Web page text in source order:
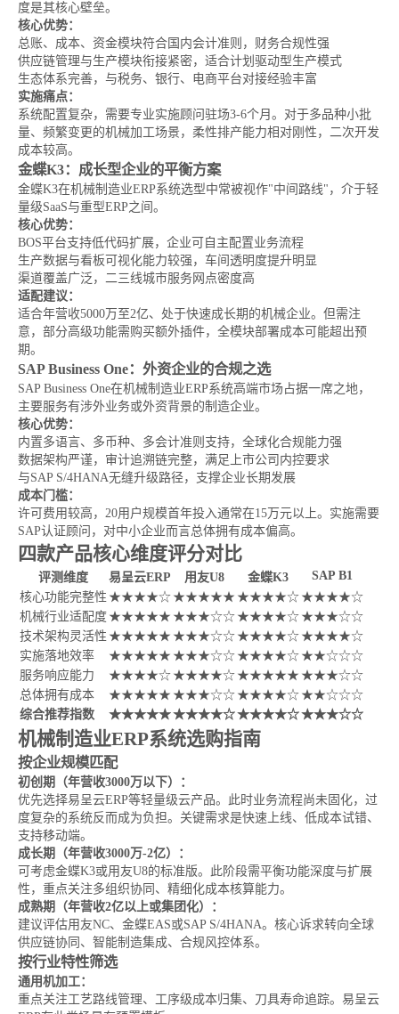
度是其核心壁垒。
核心优势：
总账、成本、资金模块符合国内会计准则，财务合规性强
供应链管理与生产模块衔接紧密，适合计划驱动型生产模式
生态体系完善，与税务、银行、电商平台对接经验丰富
实施痛点：
系统配置复杂，需要专业实施顾问驻场3-6个月。对于多品种小批
量、频繁变更的机械加工场景，柔性排产能力相对刚性，二次开发
成本较高。
金蝶K3：成长型企业的平衡方案
金蝶K3在机械制造业ERP系统选型中常被视作"中间路线"，介于轻
量级SaaS与重型ERP之间。
核心优势：
BOS平台支持低代码扩展，企业可自主配置业务流程
生产数据与看板可视化能力较强，车间透明度提升明显
渠道覆盖广泛，二三线城市服务网点密度高
适配建议：
适合年营收5000万至2亿、处于快速成长期的机械企业。但需注
意，部分高级功能需购买额外插件，全模块部署成本可能超出预
期。
SAP Business One：外资企业的合规之选
SAP Business One在机械制造业ERP系统高端市场占据一席之地，
主要服务有涉外业务或外资背景的制造企业。
核心优势：
内置多语言、多币种、多会计准则支持，全球化合规能力强
数据架构严谨，审计追溯链完整，满足上市公司内控要求
与SAP S/4HANA无缝升级路径，支撑企业长期发展
成本门槛：
许可费用较高，20用户规模首年投入通常在15万元以上。实施需要
SAP认证顾问，对中小企业而言总体拥有成本偏高。
四款产品核心维度评分对比
评测维度 易呈云ERP 用友U8 金蝶K3
SAP B1
核心功能完整性 ★★★★☆ ★★★★★ ★★★★☆ ★★★★☆
机械行业适配度 ★★★★★ ★★★☆☆ ★★★★☆ ★★★☆☆
技术架构灵活性 ★★★★★ ★★★☆☆ ★★★★☆ ★★★★☆
实施落地效率
★★★★★ ★★★☆☆ ★★★★☆ ★★☆☆☆
服务响应能力
★★★★☆ ★★★★☆ ★★★★★ ★★★☆☆
总体拥有成本
★★★★★ ★★★☆☆ ★★★★☆ ★★☆☆☆
综合推荐指数
★★★★★★★★★☆★★★★☆★★★☆☆
机械制造业ERP系统选购指南
按企业规模匹配
初创期（年营收3000万以下）：
优先选择易呈云ERP等轻量级云产品。此时业务流程尚未固化，过
度复杂的系统反而成为负担。关键需求是快速上线、低成本试错、
支持移动端。
成长期（年营收3000万-2亿）：
可考虑金蝶K3或用友U8的标准版。此阶段需平衡功能深度与扩展
性，重点关注多组织协同、精细化成本核算能力。
成熟期（年营收2亿以上或集团化）：
建议评估用友NC、金蝶EAS或SAP S/4HANA。核心诉求转向全球
供应链协同、智能制造集成、合规风控体系。
按行业特性筛选
通用机加工：
重点关注工艺路线管理、工序级成本归集、刀具寿命追踪。易呈云